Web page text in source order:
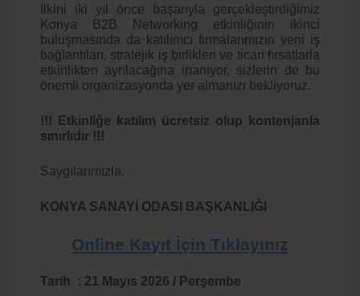
İlkini iki yıl önce başarıyla gerçekleştirdiğimiz
Konya B2B Networking etkinliğinin ikinci
buluşmasında da katılımcı firmalarımızın yeni iş
bağlantıları, stratejik iş birlikleri ve ticari fırsatlarla
etkinlikten ayrılacağına inanıyor, sizlerin de bu
önemli organizasyonda yer almanızı bekliyoruz.
!!! Etkinliğe katılım ücretsiz olup kontenjanla
sınırlıdır !!!
Saygılarımızla.
KONYA SANAYİ ODASI BAŞKANLIĞI
Online Kayıt İçin Tıklayınız
Tarih : 21 Mayıs 2026 / Perşembe